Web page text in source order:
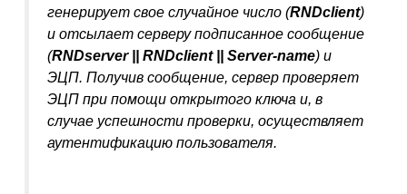
генерирует свое случайное число (RNDclient)
и отсылает серверу подписанное сообщение
(RNDserver|| RNDclient|| Server-name) и
ЭЦП. Получив сообщение, сервер проверяет
ЭЦП при помощи открытого ключа и, в
случае успешности проверки, осуществляет
аутентификацию пользователя.